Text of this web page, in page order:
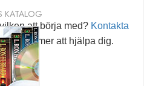
att börja med? Kontakta
kommer att hjälpa dig.
KATALOG